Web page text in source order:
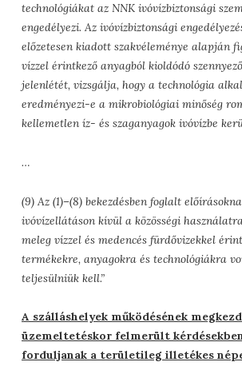
technológiákat az NNK ivóvízbiztonsági
engedélyezi. Az ivóvízbiztonsági
előzetesen kiadott szakvéleménye alapján
vízzel érintkező anyagból kioldódó
jelenlétét, vizsgálja, hogy a technológia
eredményezi-e a mikrobiológiai minőség
kellemetlen íz- és szaganyagok ivóvízbe
…
(9) Az (1)–(8) bekezdésben foglalt
ivóvízellátáson kívül a közösségi
meleg vízzel és medencés fürdővizekkel
termékekre, anyagokra és technológiákra
teljesülniük kell.”
A szálláshelyek működésének
üzemeltetéskor felmerült
forduljanak a területileg illetékes